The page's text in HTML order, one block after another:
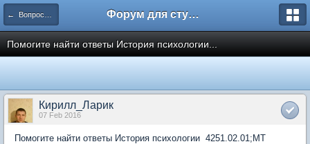
← Вопросы и ответы Форум для студента СГА
Помогите найти ответы История психологии...
Кирилл_Ларик
07 Feb 2016
Помогите найти ответы История психологии 4251.02.01;МТ